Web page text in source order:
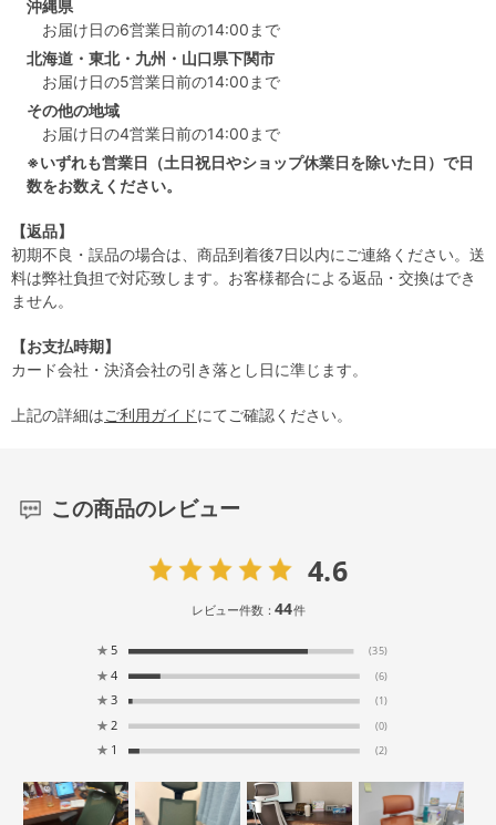
沖縄県
お届け日の6営業日前の14:00まで
北海道・東北・九州・山口県下関市
お届け日の5営業日前の14:00まで
その他の地域
お届け日の4営業日前の14:00まで
※いずれも営業日（土日祝日やショップ休業日を除いた日）で日
数をお数えください。
【返品】
初期不良・誤品の場合は、商品到着後7日以内にご連絡ください。送
料は弊社負担で対応致します。お客様都合による返品・交換はでき
ません。
【お支払時期】
カード会社・決済会社の引き落とし日に準じます。
上記の詳細はご利用ガイドにてご確認ください。
この商品のレビュー
4.6
レビュー件数：44件
★ 5 (35)
★ 4 (6)
★ 3 (1)
★ 2 (0)
★ 1 (2)